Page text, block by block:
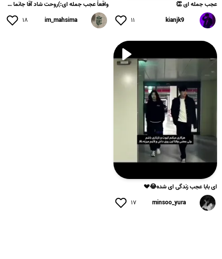
عجب جمله ای 👏
kianjk9
۱۱
واقعاً عجب جمله ای:)روحت شاد آقا جانما همچنان پیرو خط شما هس...
im_mahsima
۱۸
ای بابا عجب زندگی ای شده😂💔
minsoo_yura
۱۷